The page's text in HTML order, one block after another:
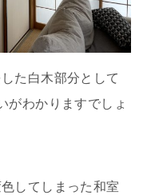
た白木部分として
がわかりますでしょ
してしまった和室